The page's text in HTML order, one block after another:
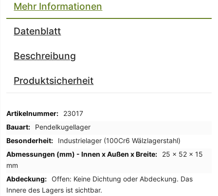
Mehr Informationen
Datenblatt
Beschreibung
Produktsicherheit
Mehr
Informationen
23017
Pendelkugellager
Industrielager (100Cr6 Wälzlagerstahl)
25 x 52 x 15
mm
Offen: Keine Dichtung oder Abdeckung. Das
Innere des Lagers ist sichtbar.